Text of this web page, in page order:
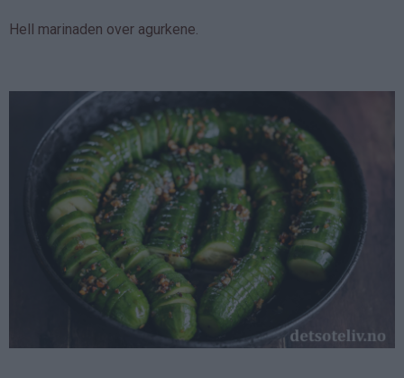
Hell marinaden over agurkene.